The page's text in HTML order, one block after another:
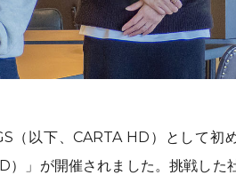
（以下、CARTA HD）として初
」が開催されました。挑戦した